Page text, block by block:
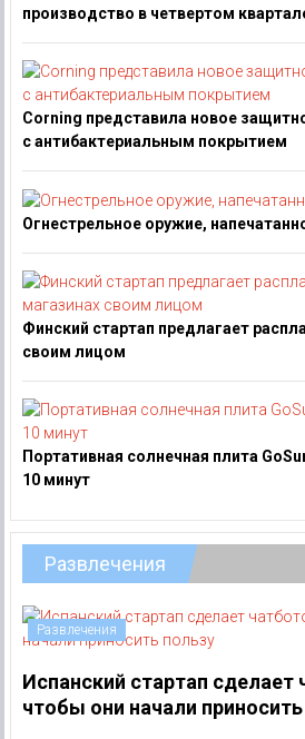
производство в четвертом
Corning представила новое
с антибактериальным покрытием
Огнестрельное оружие,
Финский стартап предлагает
своим лицом
Портативная солнечная плита
10 минут
Развлечения
Развлечения
Испанский стартап сделает
чтобы они начали